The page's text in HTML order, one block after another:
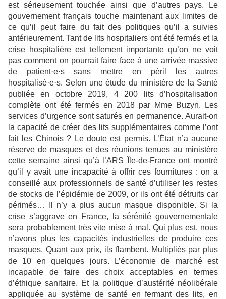
est sérieusement touchée ainsi que d’autres pays. Le
gouvernement français touche maintenant aux limites de
ce qu’il peut faire du fait des politiques qu’il a suivies
antérieurement. Tant de lits hospitaliers ont été fermés et la
crise hospitalière est tellement importante qu’on ne voit
pas comment on pourrait faire face à une arrivée massive
de patient·e·s sans mettre en péril les autres
hospitalisé·e·s. Selon une étude du ministère de la Santé
publiée en octobre 2019, 4 200 lits d’hospitalisation
complète ont été fermés en 2018 par Mme Buzyn. Les
services d’urgence sont saturés en permanence. Aurait-on
la capacité de créer des lits supplémentaires comme l’ont
fait les Chinois ? Le doute est permis. L’État n’a aucune
réserve de masques et des réunions tenues au ministère
cette semaine ainsi qu’à l’ARS Île-de-France ont montré
qu’il y avait une incapacité à offrir ces fournitures : on a
conseillé aux professionnels de santé d’utiliser les restes
de stocks de l’épidémie de 2009, or ils ont été détruits car
périmés… Il n’y a plus aucun masque disponible. Si la
crise s’aggrave en France, la sérénité gouvernementale
sera probablement très vite mise à mal. Qui plus est, nous
n’avons plus les capacités industrielles de produire ces
masques. Quant aux prix, ils flambent. Multipliés par plus
de 10 en quelques jours. L’économie de marché est
incapable de faire des choix acceptables en termes
d’éthique sanitaire. Et la politique d’austérité néolibérale
appliquée au système de santé en fermant des lits, en